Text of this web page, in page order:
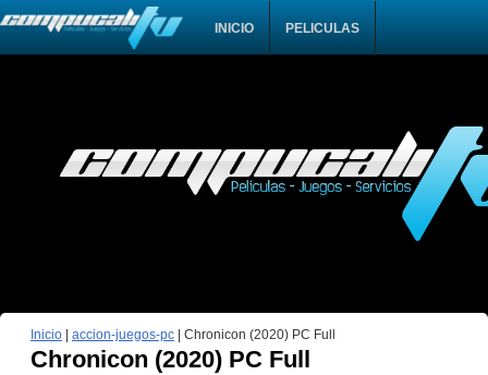
INICIO PELICULAS
Inicio| accion-juegos-pc| Chronicon (2020) PC Full
Chronicon (2020) PC Full